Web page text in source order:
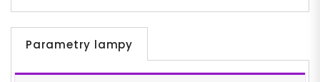
Parametry lampy